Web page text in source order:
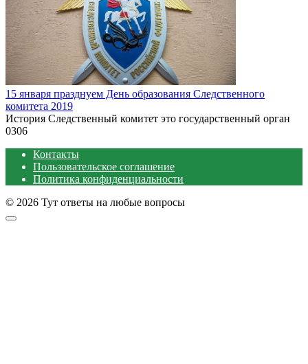
15 января празднуем День образования Следственного
комитета 2019
История Следственный комитет это государственный орган
0306
Контакты
Пользовательское соглашение
Политика конфиденциальности
© 2026 Тут ответы на любые вопросы